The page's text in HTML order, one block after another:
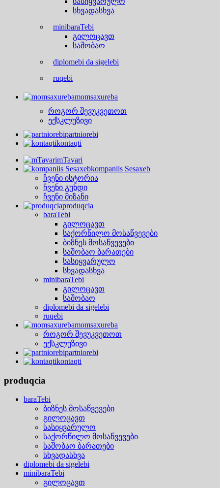
სხვადასხვა
minibaraTebi
გილოცავთ
საშობაო
diplomebi da sigelebi
ruqebi
momsaxureba
როგორ შევუკვეთოთ
ექსკლუზივი
partniorebi
kontaqti
mTavari
kompaniis Sesaxeb
ჩვენი ისტორია
ჩვენი გუნდი
ჩვენი მიზანი
produqcia
baraTebi
გილოცავთ
საქორწილო მოსაწვევები
ბიზნეს მოსაწვევები
საშობაო ბარათები
სასიყვარულო
სხვადასხვა
minibaraTebi
გილოცავთ
საშობაო
diplomebi da sigelebi
ruqebi
momsaxureba
როგორ შევუკვეთოთ
ექსკლუზივი
partniorebi
kontaqti
produqcia
baraTebi
ბიზნეს მოსაწვევები
გილოცავთ
სასიყვარულო
საქორწილო მოსაწვევები
საშობაო ბარათები
სხვადასხვა
diplomebi da sigelebi
minibaraTebi
გილოცავთ